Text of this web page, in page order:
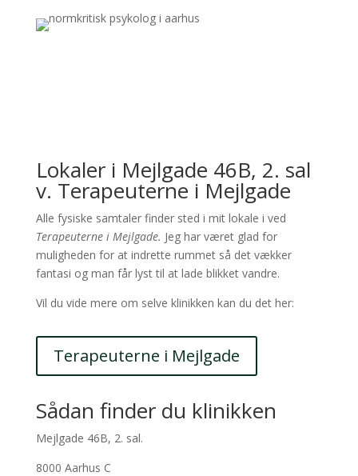
Lokaler i Mejlgade 46B, 2. sal
v. Terapeuterne i Mejlgade
Alle fysiske samtaler finder sted i mit lokale i ved
Terapeuterne i Mejlgade. Jeg har været glad for
muligheden for at indrette rummet så det vækker
fantasi og man får lyst til at lade blikket vandre.
Vil du vide mere om selve klinikken kan du det her:
Terapeuterne i Mejlgade
Sådan finder du klinikken
Mejlgade 46B, 2. sal.
8000 Aarhus C